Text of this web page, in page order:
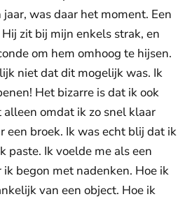
was daar het moment. Een
zit bij mijn enkels strak, en
om hem omhoog te hijsen.
niet dat dit mogelijk was. Ik
Het bizarre is dat ik ook
omdat ik zo snel klaar
een broek. Ik was echt blij dat ik
paste. Ik voelde me als een
begon met nadenken. Hoe ik
van een object. Hoe ik